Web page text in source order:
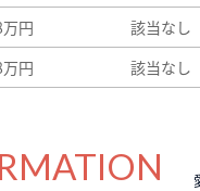
円 該当なし
円 該当なし